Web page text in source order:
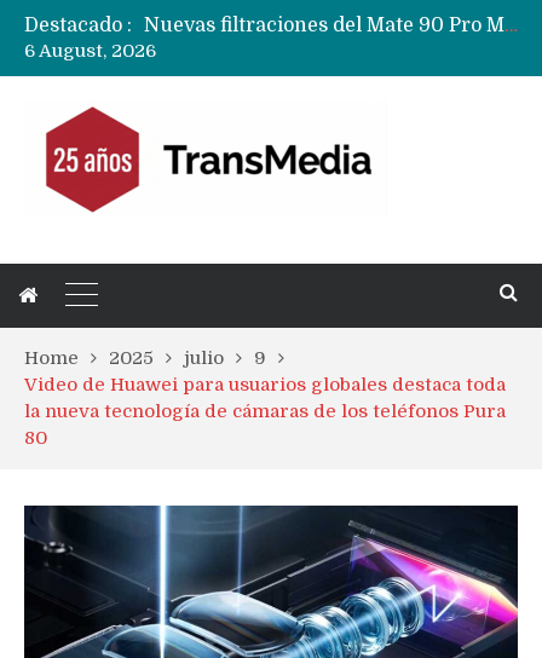
Destacado :
Google acaba definitivamente el truco para pagar con NFC en celulares Xiaomi, Oppo, Vivo y Huawei con ROM china
6 August, 2026
Home 2025 julio
9
Video de Huawei para usuarios globales destaca toda
la nueva tecnología de cámaras de los teléfonos Pura
80